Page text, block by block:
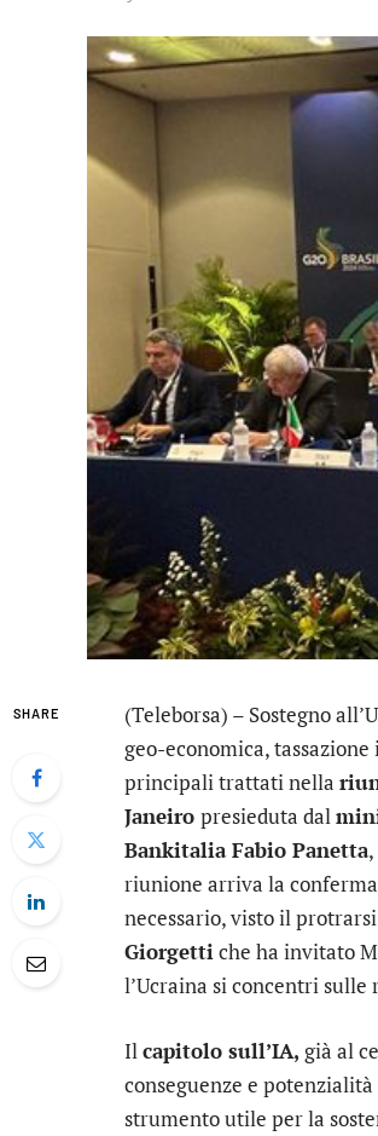
SHARE
(Teleborsa) – Sostegno
geo-economica,
principali trattati nella
Janeiro presieduta dal
Bankitalia Fabio Panetta
riunione arriva la
necessario, visto il
Giorgettiche ha invitato
l’Ucraina si concentri
Ilcapitolo sull’IA, già al
conseguenze e
strumento utile per la